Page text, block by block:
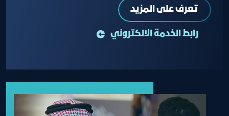
تعرف على المزيد
رابط الخدمة الالكتروني